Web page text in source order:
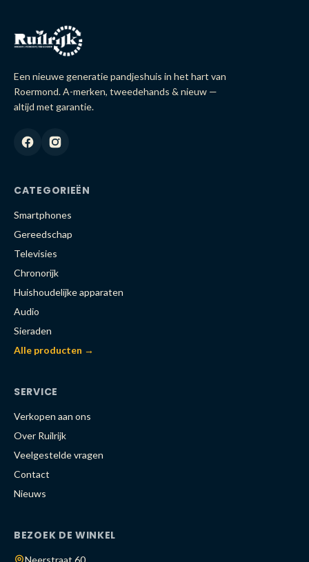
Een nieuwe generatie pandjeshuis in het hart van
Roermond. A-merken, tweedehands & nieuw —
altijd met garantie.
CATEGORIEËN
Smartphones
Gereedschap
Televisies
Chronorijk
Huishoudelijke apparaten
Audio
Sieraden
Alle producten →
SERVICE
Verkopen aan ons
Over Ruilrijk
Veelgestelde vragen
Contact
Nieuws
BEZOEK DE WINKEL
Neerstraat 60